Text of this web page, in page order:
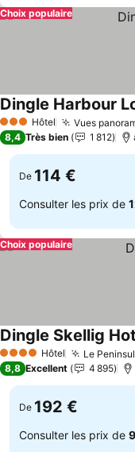
Choix populaire
3 ÉtoilesHôtel Vues
Dingle Harbour
8,4 Très bien 1 812
De 114 €
Consulter les prix de
Choix populaire
4 Étoiles Hôtel Le
Dingle Skellig
8,8 Excellent 4 895
De 192 €
Consulter les prix de